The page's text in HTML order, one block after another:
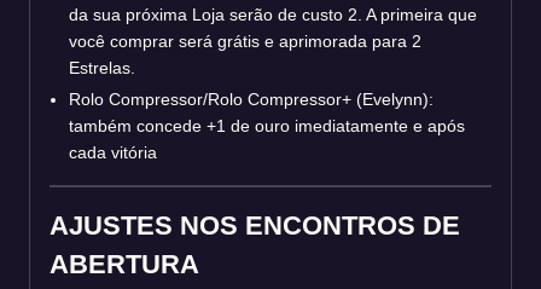
da sua próxima Loja serão de custo 2. A primeira que
você comprar será grátis e aprimorada para 2
Estrelas.
Rolo Compressor/Rolo Compressor+ (Evelynn):
também concede +1 de ouro imediatamente e após
cada vitória
AJUSTES NOS ENCONTROS DE
ABERTURA